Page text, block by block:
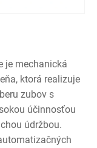
je mechanická
ktorá realizuje
zubov s
účinnosťou
údržbou.